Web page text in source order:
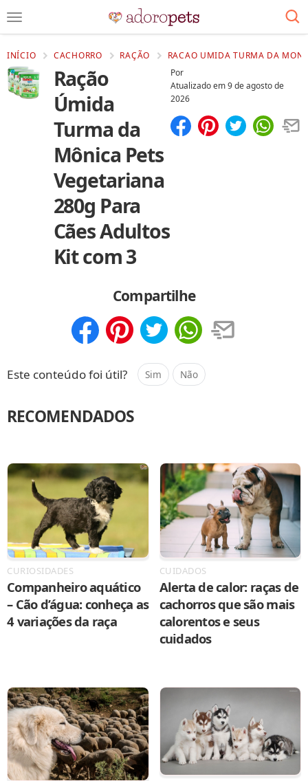
INÍCIO CACHORRO RAÇÃO RACAO UMIDA TURMA DA
Ração
Úmida
Turma da
Mônica Pets
Vegetariana
280g Para
Cães Adultos
Kit com 3
Por
Atualizado em9 de agosto de
2026
Compartilhe
Este conteúdo foi útil? Sim Não
RECOMENDADOS
CURIOSIDADES
Companheiro aquático
– Cão d’água: conheça as
4 variações da raça
CUIDADOS
Alerta de calor: raças de
cachorros que são mais
calorentos e seus
cuidados